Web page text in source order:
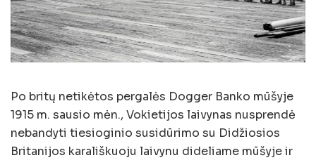
Po britų netikėtos pergalės Dogger Banko mūšyje
1915 m. sausio mėn., Vokietijos laivynas nusprendė
nebandyti tiesioginio susidūrimo su Didžiosios
Britanijos karališkuoju laivynu dideliame mūšyje ir